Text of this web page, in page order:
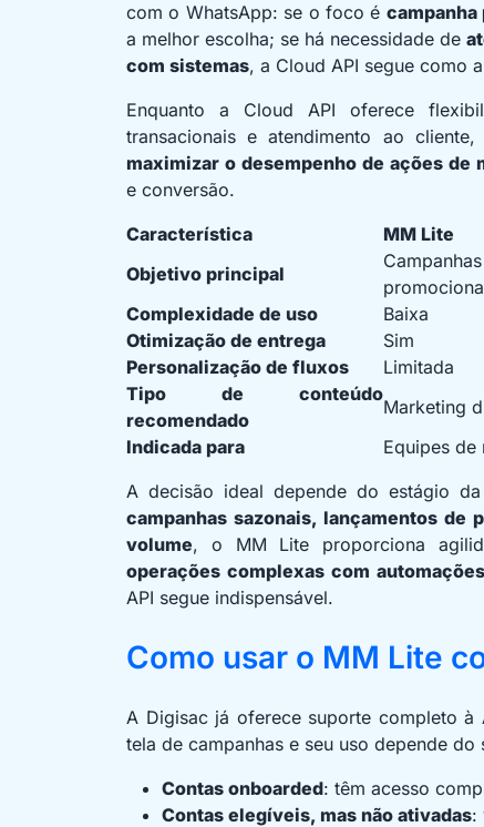
com o WhatsApp: se o foco é
a melhor escolha; se há necessidade de
com sistemas, a Cloud API segue como
Enquanto a Cloud API oferece
transacionais e atendimento ao
maximizar o desempenho de ações de
e conversão.
Característica
MM Lite
Objetivo principal
Campanhas
Complexidade de uso
Baixa
Otimização de entrega
Sim
Personalização de fluxos
Limitada
Tipo de conteúdo
recomendado
Marketing
Indicada para
Equipes de
A decisão ideal depende do estágio
campanhas sazonais, lançamentos de
volume, o MM Lite proporciona
operações complexas com
API segue indispensável.
Como usar o MM Lite
A Digisac já oferece suporte completo à
tela de campanhas e seu uso depende
Contas onboarded: têm acesso
Contas elegíveis, mas não ativadas: